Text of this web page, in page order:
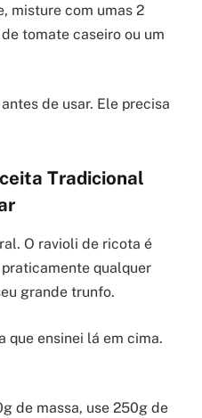
misture com umas 2
tomate caseiro ou um
de usar. Ele precisa
Tradicional
O ravioli de ricota é
qualquer
grande trunfo.
que ensinei lá em cima.
de massa, use 250g de